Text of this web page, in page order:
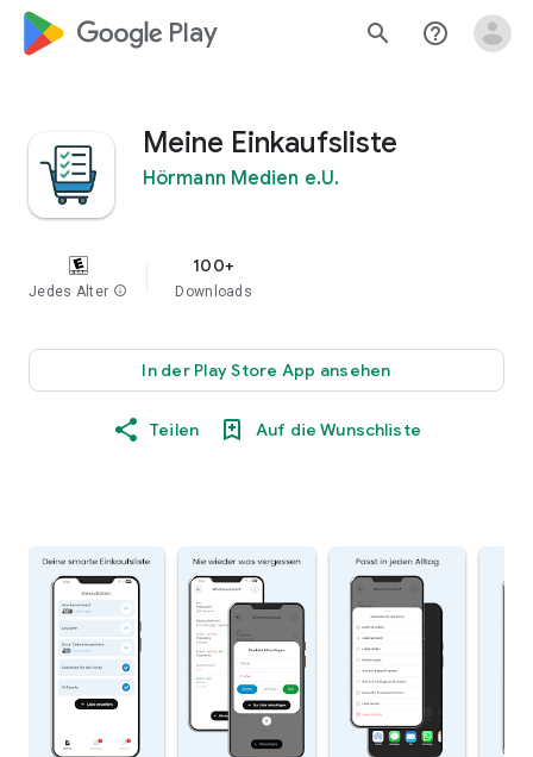
google_logo Play search help_outline
Meine Einkaufsliste
Hörmann Medien e.U.
Jedes Alter info
100+
Downloads
In der Play Store App ansehen
Teilen Auf die Wunschliste